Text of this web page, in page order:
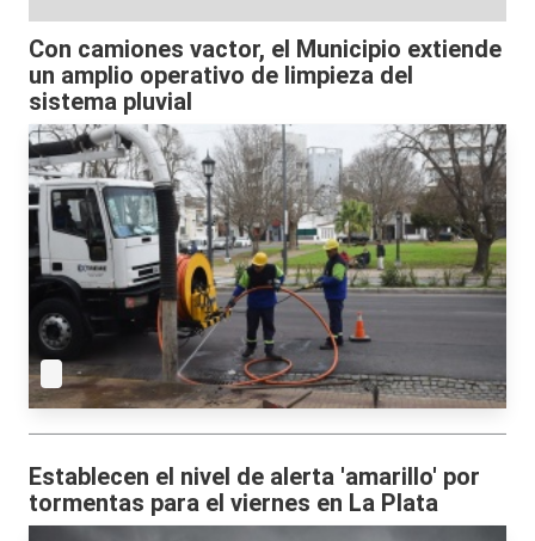
Con camiones vactor, el Municipio extiende
un amplio operativo de limpieza del
sistema pluvial
Establecen el nivel de alerta 'amarillo' por
tormentas para el viernes en La Plata